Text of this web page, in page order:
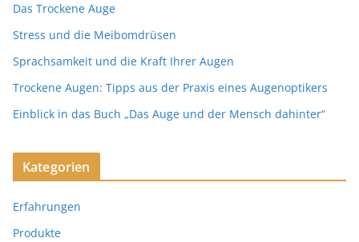
Das Trockene Auge
Stress und die Meibomdrüsen
Sprachsamkeit und die Kraft Ihrer Augen
Trockene Augen: Tipps aus der Praxis eines Augenoptikers
Einblick in das Buch „Das Auge und der Mensch dahinter“
Kategorien
Erfahrungen
Produkte